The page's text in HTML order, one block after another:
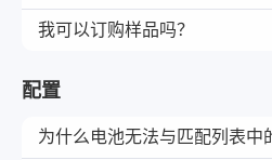
我可以订购样品吗？
配置
为什么电池无法与匹配列表中